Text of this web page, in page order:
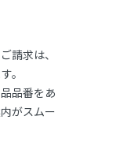
請求は、
。
品番をあ
がスムー